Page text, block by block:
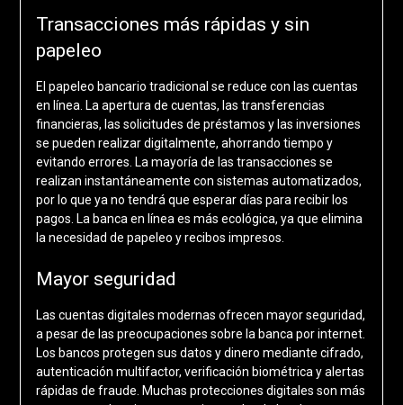
Transacciones más rápidas y sin
papeleo
El papeleo bancario tradicional se reduce con las cuentas
en línea. La apertura de cuentas, las transferencias
financieras, las solicitudes de préstamos y las inversiones
se pueden realizar digitalmente, ahorrando tiempo y
evitando errores. La mayoría de las transacciones se
realizan instantáneamente con sistemas automatizados,
por lo que ya no tendrá que esperar días para recibir los
pagos. La banca en línea es más ecológica, ya que elimina
la necesidad de papeleo y recibos impresos.
Mayor seguridad
Las cuentas digitales modernas ofrecen mayor seguridad,
a pesar de las preocupaciones sobre la banca por internet.
Los bancos protegen sus datos y dinero mediante cifrado,
autenticación multifactor, verificación biométrica y alertas
rápidas de fraude. Muchas protecciones digitales son más